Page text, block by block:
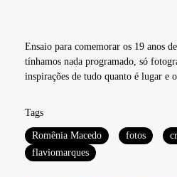
Ensaio para comemorar os 19 anos
tínhamos nada programado, só
inspirações de tudo quanto é lugar e
Tags
Romênia Macedo fotos
flaviomarques